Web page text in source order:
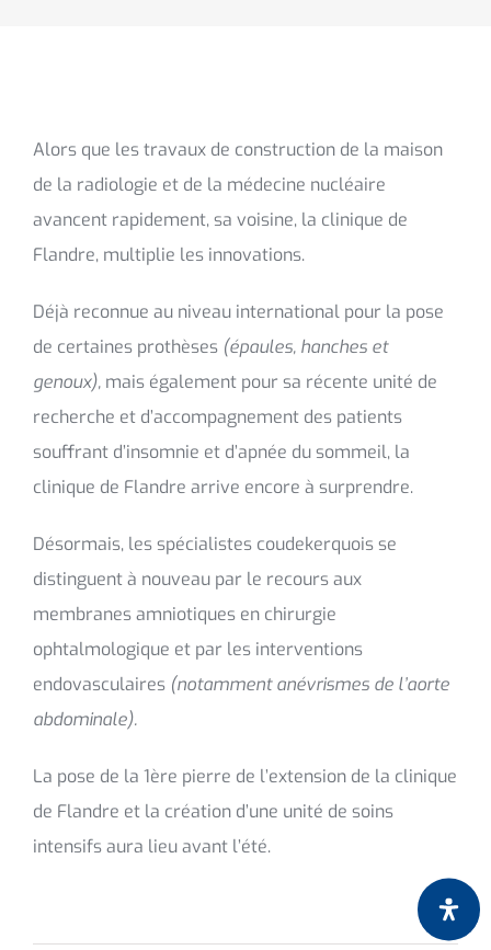
Alors que les travaux de construction de la maison
de la radiologie et de la médecine nucléaire
avancent rapidement, sa voisine, la clinique de
Flandre, multiplie les innovations.
Déjà reconnue au niveau international pour la pose
de certaines prothèses (épaules, hanches et
genoux),mais également pour sa récente unité de
recherche et d’accompagnement des patients
souffrant d’insomnie et d’apnée du sommeil, la
clinique de Flandre arrive encore à surprendre.
Désormais, les spécialistes coudekerquois se
distinguent à nouveau par le recours aux
membranes amniotiques en chirurgie
ophtalmologique et par les interventions
endovasculaires (notamment anévrismes de l’aorte
abdominale).
La pose de la 1ère pierre de l’extension de la clinique
de Flandre et la création d’une unité de soins
intensifs aura lieu avant l’été.